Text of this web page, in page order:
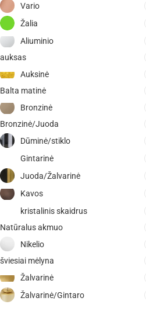
Vario
Žalia
Aliuminio
auksas
Auksinė
Balta matinė
Bronzinė
Bronzinė/Juoda
Dūminė/stiklo
Gintarinė
Juoda/Žalvarinė
Kavos
kristalinis skaidrus
Natūralus akmuo
Nikelio
šviesiai mėlyna
Žalvarinė
Žalvarinė/Gintaro